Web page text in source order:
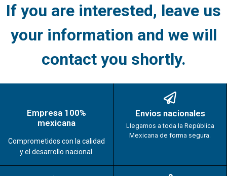
If you are interested, leave us
your information and we will
contact you shortly.
Empresa 100%
mexicana
Comprometidos con la calidad
y el desarrollo nacional.
Envios nacionales
Llegamos a toda la República
Mexicana de forma segura.